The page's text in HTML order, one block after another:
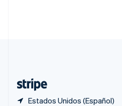
Estados Unidos (Español)